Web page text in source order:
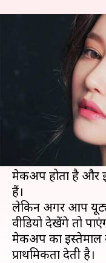
ये हैं कोरियन
त्वचा पाने
Aug 28, 2020
कोरियन ब्यूटी
में बेहद मशहूर हैं।
कोरियन महिलाओं
मेकअप होता है और
हैं।
लेकिन अगर आप
वीडियो देखेंगे तो
मेकअप का इस्तेमाल
प्राथमिकता देती है।